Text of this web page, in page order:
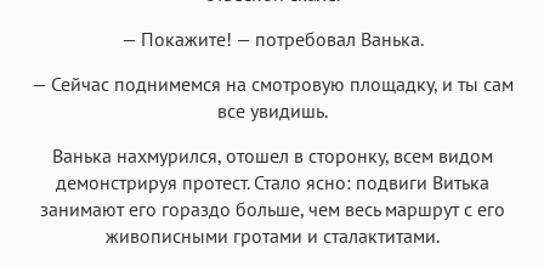
— Покажите! — потребовал Ванька.
— Сейчас поднимемся на смотровую площадку, и ты сам
все увидишь.
Ванька нахмурился, отошел в сторонку, всем видом
демонстрируя протест. Стало ясно: подвиги Витька
занимают его гораздо больше, чем весь маршрут с его
живописными гротами и сталактитами.